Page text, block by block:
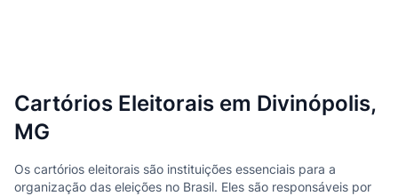
Cartórios Eleitorais em Divinópolis,
MG
Os cartórios eleitorais são instituições essenciais para a
organização das eleições no Brasil. Eles são responsáveis por